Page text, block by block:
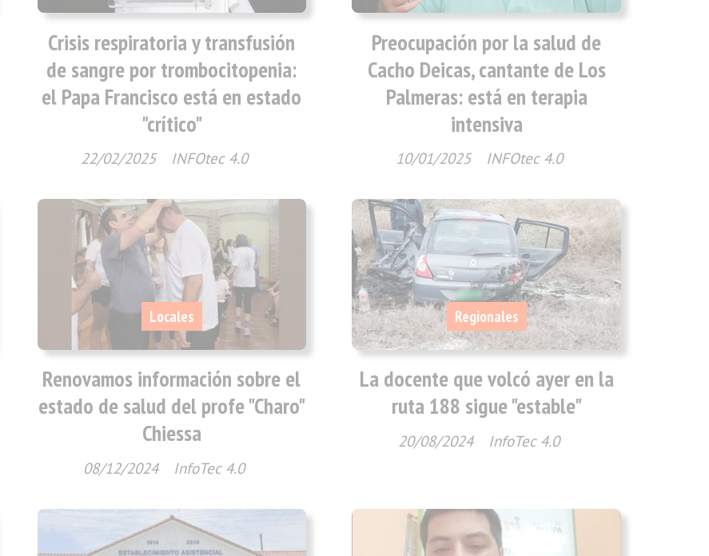
Crisis respiratoria y transfusión
de sangre por trombocitopenia:
el Papa Francisco está en estado
"crítico"
INFOtec 4.0
22/02/2025
Preocupación por la salud de
Cacho Deicas, cantante de Los
Palmeras: está en terapia
intensiva
INFOtec 4.0
10/01/2025
Renovamos información sobre el
estado de salud del profe "Charo"
Chiessa
InfoTec 4.0
Locales
08/12/2024
La docente que volcó ayer en la
ruta 188 sigue "estable"
InfoTec 4.0
Regionales
20/08/2024